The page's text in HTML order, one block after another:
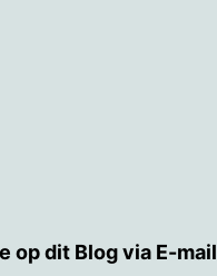
op dit Blog via E-mail